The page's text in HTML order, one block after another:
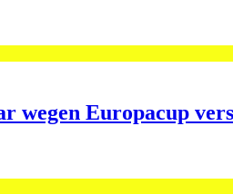
wegen Europacup